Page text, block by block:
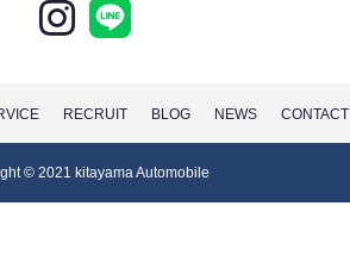
RECRUIT BLOG NEWS CONTACT
© 2021 kitayama Automobile